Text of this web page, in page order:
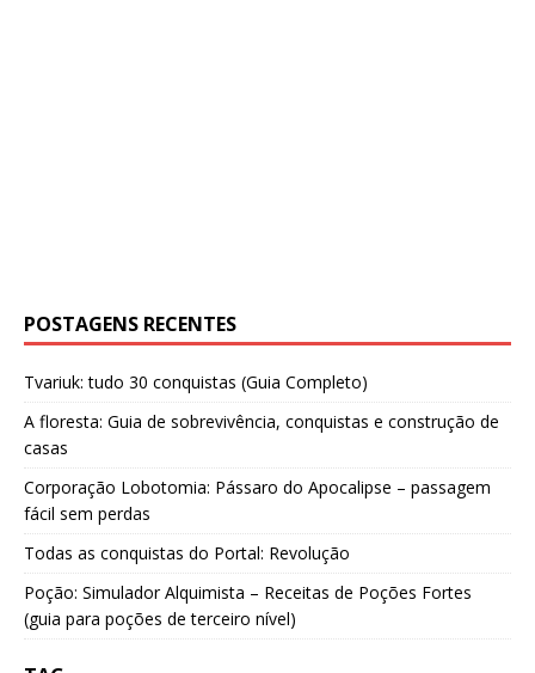
POSTAGENS RECENTES
Tvariuk: tudo 30 conquistas (Guia Completo)
A floresta: Guia de sobrevivência, conquistas e construção de
casas
Corporação Lobotomia: Pássaro do Apocalipse – passagem
fácil sem perdas
Todas as conquistas do Portal: Revolução
Poção: Simulador Alquimista – Receitas de Poções Fortes
(guia para poções de terceiro nível)